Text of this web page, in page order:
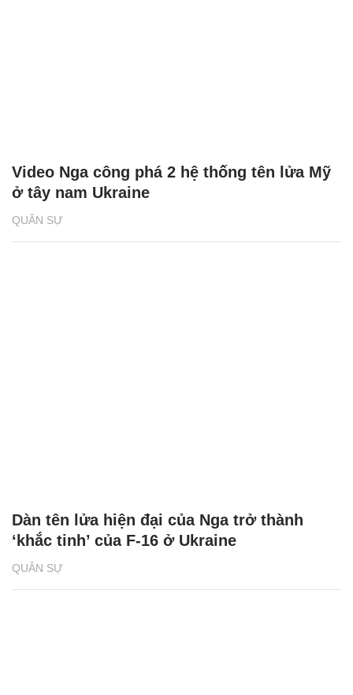
QUÂN SỰ
Video Nga công phá 2 hệ thống tên lửa Mỹ
ở tây nam Ukraine
QUÂN SỰ
Dàn tên lửa hiện đại của Nga trở thành
‘khắc tinh’ của F-16 ở Ukraine